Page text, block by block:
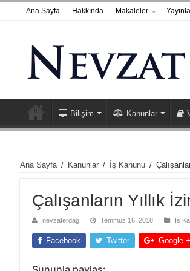
Ana Sayfa Hakkında Makaleler
Bilişim Kanunlar
Ana Sayfa / Kanunlar / İş Kanunu /
Çalışanların Yıllık
nevzaterdag Temmuz 16, 2018 İş
Facebook Twitter Google +